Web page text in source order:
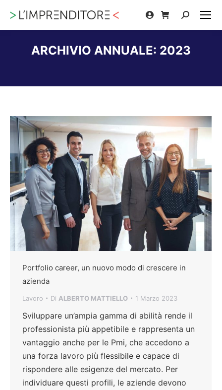
Cerca:
ARCHIVIO ANNUALE: 2023
Portfolio career, un nuovo modo di crescere in
azienda
Lavoro Di ALBERTO MATTIELLO 1 Marzo 2023
Sviluppare un’ampia gamma di abilità rende il
professionista più appetibile e rappresenta un
vantaggio anche per le Pmi, che accedono a
una forza lavoro più flessibile e capace di
rispondere alle esigenze del mercato. Per
individuare questi profili, le aziende devono